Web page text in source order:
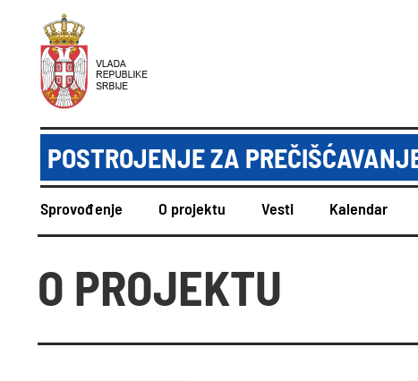
POSTROJENJE ZA
Sprovođenje O projektu Vesti Kalendar
O PROJEKTU